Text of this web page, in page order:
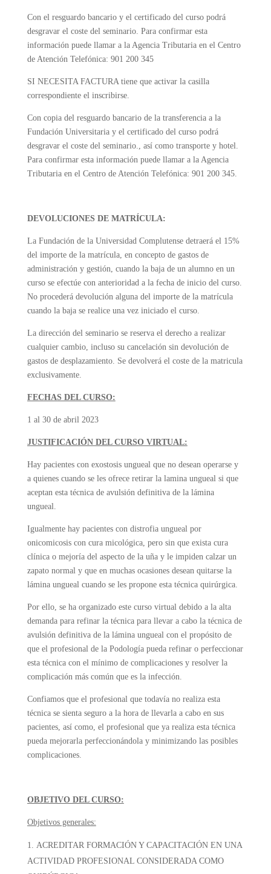
Con el resguardo bancario y el certificado del curso podrá
desgravar el coste del seminario. Para confirmar esta
información puede llamar a la Agencia Tributaria en el Centro
de Atención Telefónica: 901 200 345
SI NECESITA FACTURA tiene que activar la casilla
correspondiente el inscribirse.
Con copia del resguardo bancario de la transferencia a la
Fundación Universitaria y el certificado del curso podrá
desgravar el coste del seminario., así como transporte y hotel.
Para confirmar esta información puede llamar a la Agencia
Tributaria en el Centro de Atención Telefónica: 901 200 345.
DEVOLUCIONES DE MATRÍCULA:
La Fundación de la Universidad Complutense detraerá el 15%
del importe de la matrícula, en concepto de gastos de
administración y gestión, cuando la baja de un alumno en un
curso se efectúe con anterioridad a la fecha de inicio del curso.
No procederá devolución alguna del importe de la matrícula
cuando la baja se realice una vez iniciado el curso.
La dirección del seminario se reserva el derecho a realizar
cualquier cambio, incluso su cancelación sin devolución de
gastos de desplazamiento. Se devolverá el coste de la matricula
exclusivamente.
FECHAS DEL CURSO:
1 al 30 de abril 2023
JUSTIFICACIÓN DEL CURSO VIRTUAL:
Hay pacientes con exostosis ungueal que no desean operarse y
a quienes cuando se les ofrece retirar la lamina ungueal si que
aceptan esta técnica de avulsión definitiva de la lámina
ungueal.
Igualmente hay pacientes con distrofia ungueal por
onicomicosis con cura micológica, pero sin que exista cura
clínica o mejoría del aspecto de la uña y le impiden calzar un
zapato normal y que en muchas ocasiones desean quitarse la
lámina ungueal cuando se les propone esta técnica quirúrgica.
Por ello, se ha organizado este curso virtual debido a la alta
demanda para refinar la técnica para llevar a cabo la técnica de
avulsión definitiva de la lámina ungueal con el propósito de
que el profesional de la Podología pueda refinar o perfeccionar
esta técnica con el mínimo de complicaciones y resolver la
complicación más común que es la infección.
Confiamos que el profesional que todavía no realiza esta
técnica se sienta seguro a la hora de llevarla a cabo en sus
pacientes, así como, el profesional que ya realiza esta técnica
pueda mejorarla perfeccionándola y minimizando las posibles
complicaciones.
OBJETIVO DEL CURSO:
Objetivos generales:
ACREDITAR FORMACIÓN Y CAPACITACIÓN EN UNA
ACTIVIDAD PROFESIONAL CONSIDERADA COMO